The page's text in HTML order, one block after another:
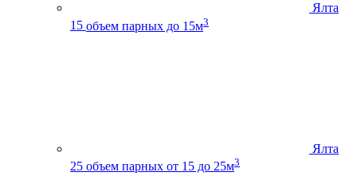
Ялта
15 объем парных до 15м3
Ялта
25 объем парных от 15 до 25м3